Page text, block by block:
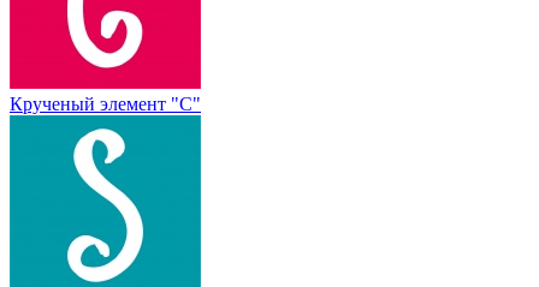
Крученый элемент "С"